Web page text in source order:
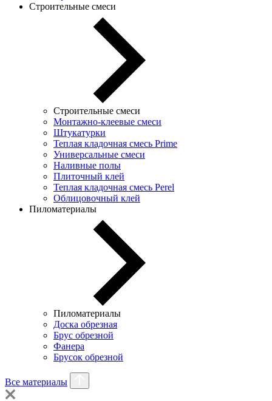
Строительные смеси
Строительные смеси
Монтажно-клеевые смеси
Штукатурки
Теплая кладочная смесь Prime
Универсальные смеси
Наливные полы
Плиточный клей
Теплая кладочная смесь Perel
Облицовочный клей
Пиломатериалы
Пиломатериалы
Доска обрезная
Брус обрезной
Фанера
Брусок обрезной
Все материалы